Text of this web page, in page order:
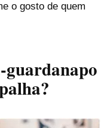
o gosto de quem